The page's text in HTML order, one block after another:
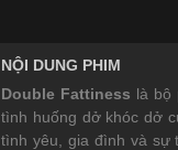
NỘI DUNG PHIM
Double Fattiness là bộ
tình huống dở khóc dở
tình yêu, gia đình và sự